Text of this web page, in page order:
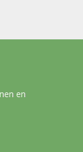
en